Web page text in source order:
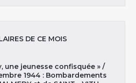
DE CE MOIS
une jeunesse confisquée » /
1944 : Bombardements